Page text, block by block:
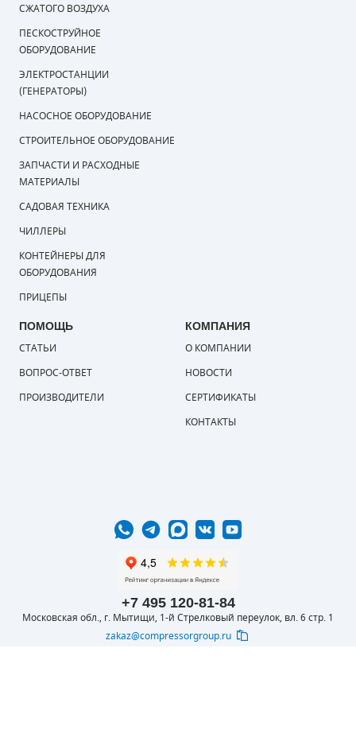
+7 495 120-81-84
Московская обл., г. Мытищи, 1-й Стрелковый переулок, вл. 6 стр. 1
zakaz@compressorgroup.ru
СЖАТОГО ВОЗДУХА
ПЕСКОСТРУЙНОЕ
ОБОРУДОВАНИЕ
ЭЛЕКТРОСТАНЦИИ
(ГЕНЕРАТОРЫ)
НАСОСНОЕ ОБОРУДОВАНИЕ
СТРОИТЕЛЬНОЕ ОБОРУДОВАНИЕ
ЗАПЧАСТИ И РАСХОДНЫЕ
МАТЕРИАЛЫ
САДОВАЯ ТЕХНИКА
ЧИЛЛЕРЫ
КОНТЕЙНЕРЫ ДЛЯ
ОБОРУДОВАНИЯ
ПРИЦЕПЫ
ПОМОЩЬ
СТАТЬИ
ВОПРОС-ОТВЕТ
ПРОИЗВОДИТЕЛИ
КОМПАНИЯ
О КОМПАНИИ
НОВОСТИ
СЕРТИФИКАТЫ
КОНТАКТЫ